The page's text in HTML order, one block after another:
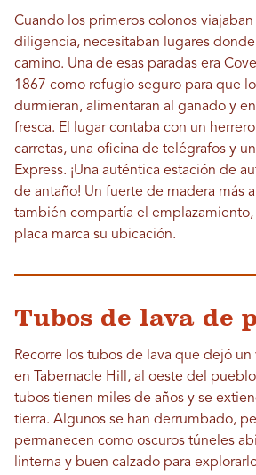
Cuando los primeros colonos viajaban
diligencia, necesitaban lugares
camino. Una de esas paradas era
1867 como refugio seguro para que
durmieran, alimentaran al ganado y
fresca. El lugar contaba con un
carretas, una oficina de telégrafos y
Express. ¡Una auténtica estación de
de antaño! Un fuerte de madera más
también compartía el emplazamiento,
placa marca su ubicación.
Tubos de lava de
Recorre los tubos de lava que dejó
en Tabernacle Hill, al oeste del
tubos tienen miles de años y se
tierra. Algunos se han derrumbado,
permanecen como oscuros túneles
linterna y buen calzado para